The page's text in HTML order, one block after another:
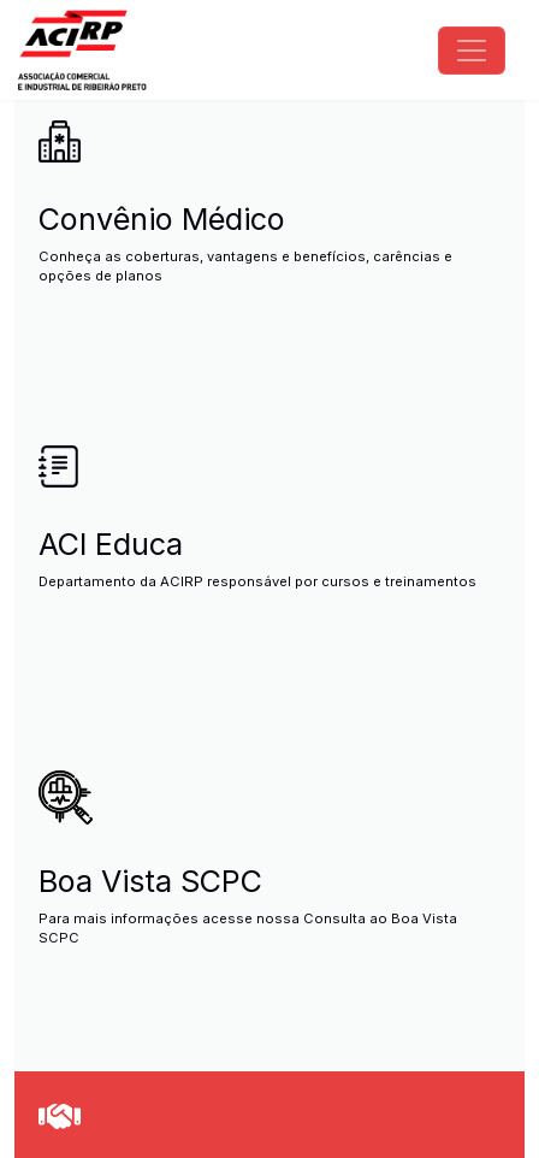
Pular para o conteúdo principal
ACIRP - Associação Comercial
Convênio Médico
Conheça as coberturas, vantagens e benefícios, carências e
opções de planos
ACI Educa
Departamento da ACIRP responsável por cursos e treinamentos
Boa Vista SCPC
Para mais informações acesse nossa Consulta ao Boa Vista
SCPC